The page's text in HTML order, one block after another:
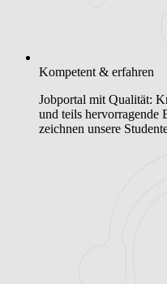
Kompetent & erfahren
Jobportal mit Qualität:
und teils hervorragende
zeichnen unsere